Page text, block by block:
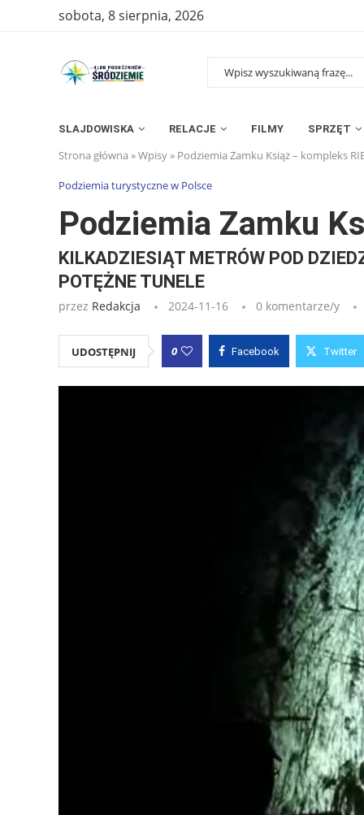
sobota, 8 sierpnia, 2026
SLAJDOWISKA RELACJE FILMY SPRZĘT
Strona główna »Wpisy» Podziemia Zamku Książ – kompleks
Podziemia turystyczne w Polsce
Podziemia Zamku
KILKADZIESIĄT METRÓW POD
POTĘŻNE TUNELE
przez Redakcja 2024-11-16 0 komentarze/y
UDOSTĘPNIJ 0 Facebook Twitter